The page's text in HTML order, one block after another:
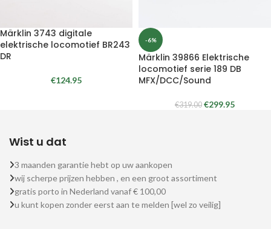
Märklin 3743 digitale
elektrische locomotief BR243
DR
€124.95
-6%
Märklin 39866 Elektrische
locomotief serie 189 DB
MFX/DCC/Sound
€319.00 €299.95
Wist u dat
3 maanden garantie hebt op uw aankopen
wij scherpe prijzen hebben , en een groot assortiment
gratis porto in Nederland vanaf € 100,00
u kunt kopen zonder eerst aan te melden [wel zo veilig]